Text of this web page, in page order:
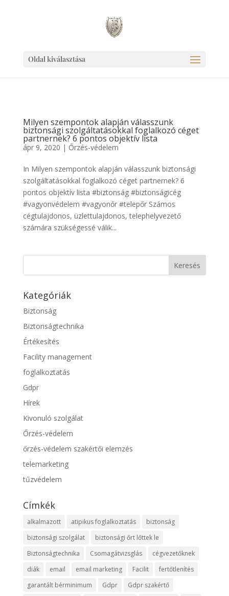
Oldal kiválasztása
Milyen szempontok alapján válasszunk
biztonsági szolgáltatásokkal foglalkozó céget
partnernek? 6 pontos objektív lista
ápr 9, 2020 | Őrzés-védelem
In Milyen szempontok alapján válasszunk biztonsági
szolgáltatásokkal foglalkozó céget partnernek? 6
pontos objektív lista #biztonság #biztonságicég
#vagyonvédelem #vagyonőr #telepőr Számos
cégtulajdonos, üzlettulajdonos, telephelyvezető
számára szükségessé válik...
Kategóriák
Biztonság
Biztonságtechnika
Értékesítés
Facility management
foglalkoztatás
Gdpr
Hírek
Kivonuló szolgálat
Őrzés-védelem
őrzés-védelem szakértői elemzés
telemarketing
tűzvédelem
Címkék
alkalmazott atipikus foglalkoztatás
biztonság
biztonsági szolgálat
biztonsági őrt lőttek le
Biztonságtechnika
Csomagátvizsglás
cégvezetőknek
diák
email email marketing Facilit
fertőtlenítés
garantált bérminimum
Gdpr
Gdpr szakértő